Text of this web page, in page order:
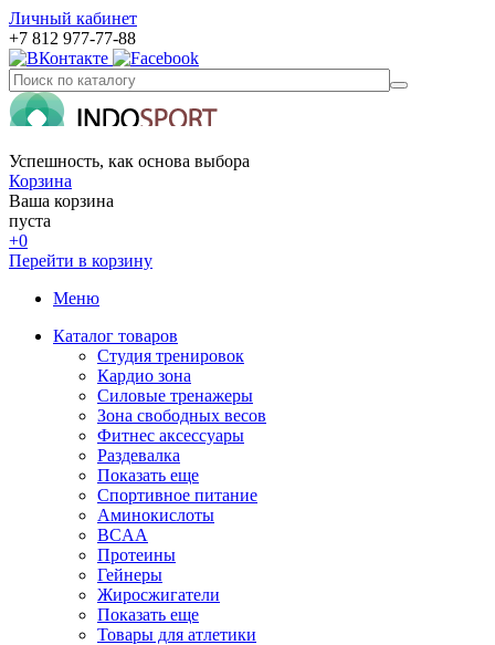
Личный кабинет
+7 812 977-77-88
Успешность, как основа выбора
Корзина
Ваша корзина
пуста
+0
Перейти в корзину
Меню
Каталог товаров
Студия тренировок
Кардио зона
Силовые тренажеры
Зона свободных весов
Фитнес аксессуары
Раздевалка
Показать еще
Спортивное питание
Аминокислоты
BCAA
Протеины
Гейнеры
Жиросжигатели
Показать еще
Товары для атлетики